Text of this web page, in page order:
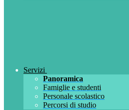
Servizi
Panoramica
Famiglie e studenti
Personale scolastico
Percorsi di studio